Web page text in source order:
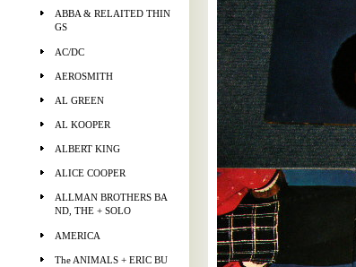
ABBA & RELAITED THIN
GS
AC/DC
AEROSMITH
AL GREEN
AL KOOPER
ALBERT KING
ALICE COOPER
ALLMAN BROTHERS BA
ND, THE + SOLO
AMERICA
The ANIMALS + ERIC BU